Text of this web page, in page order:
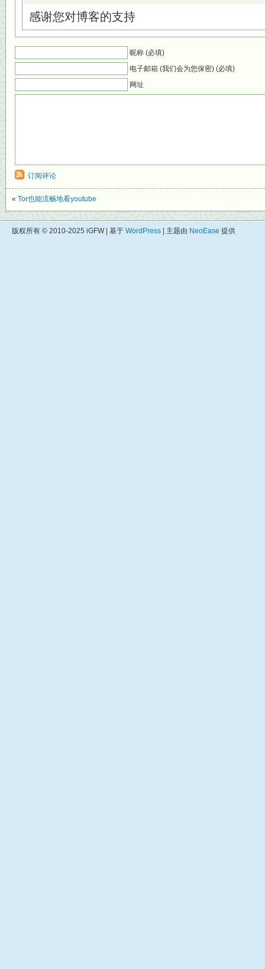
感谢您对博客的支持
昵称 (必填)
电子邮箱 (我们会为您保密) (必填)
网址
订阅评论
« Tor也能流畅地看youtube
版权所有 © 2010-2025 iGFW | 基于 WordPress | 主题由 NeoEase 提供